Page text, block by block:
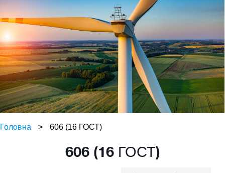
Головна > 606 (16 ГОСТ)
606 (16 ГОСТ)